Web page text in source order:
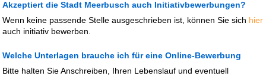
Akzeptiert die Stadt Meerbusch auch Initiativbewerbungen?
Wenn keine passende Stelle ausgeschrieben ist, können Sie sich hier
auch initiativ bewerben.
Welche Unterlagen brauche ich für eine Online-Bewerbung
Bitte halten Sie Anschreiben, Ihren Lebenslauf und eventuell